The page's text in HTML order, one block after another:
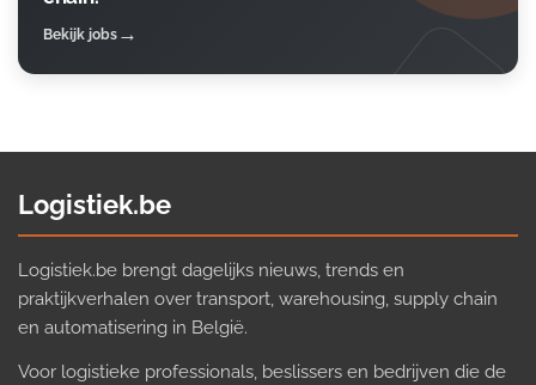
Bekijk jobs
Logistiek.be
Logistiek.be brengt dagelijks nieuws, trends en
praktijkverhalen over transport, warehousing, supply chain
en automatisering in België.
Voor logistieke professionals, beslissers en bedrijven die de